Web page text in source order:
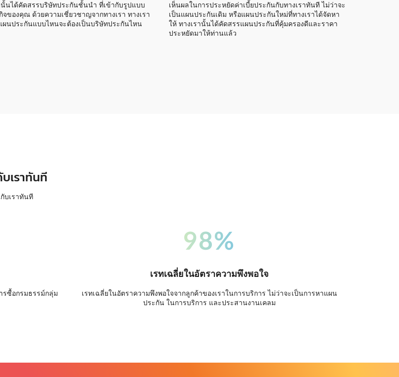
นั้นได้คัดสรรบริษัทประกันชั้นนำ ที่เข้ากับรูปแบบ
จของคุณ ด้วยความเชี่ยวชาญจากทางเรา ทางเรา
ผนประกันแบบไหนจะต้องเป็นบริษัทประกันไหน
เห็นผลในการประหยัดค่าเบี้ยประกันกับทางเราทันที ไม่ว่าจะ
เป็นแผนประกันเดิม หรือแผนประกันใหม่ที่ทางเราได้จัดหา
ให้ ทางเรานั้นได้คัดสรรแผนประกันที่คุ้มครองดีและราคา
ประหยัดมาให้ท่านแล้ว
เราทันที
บเราทันที
รซื้อกรมธรรม์กลุ่ม
98%
เรทเฉลี่ยในอัตราความพึงพอใจ
เรทเฉลี่ยในอัตราความพึงพอใจจากลูกค้าของเราในการบริการ ไม่ว่าจะเป็นการหาแผน
ประกัน ในการบริการ และประสานงานเคลม